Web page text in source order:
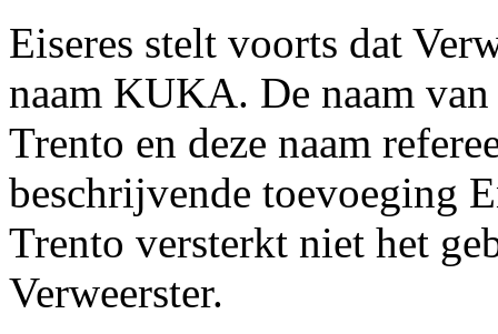
Eiseres stelt voorts dat
naam KUKA. De naam
Trento en deze naam
beschrijvende toevoeging
Trento versterkt niet het
Verweerster.